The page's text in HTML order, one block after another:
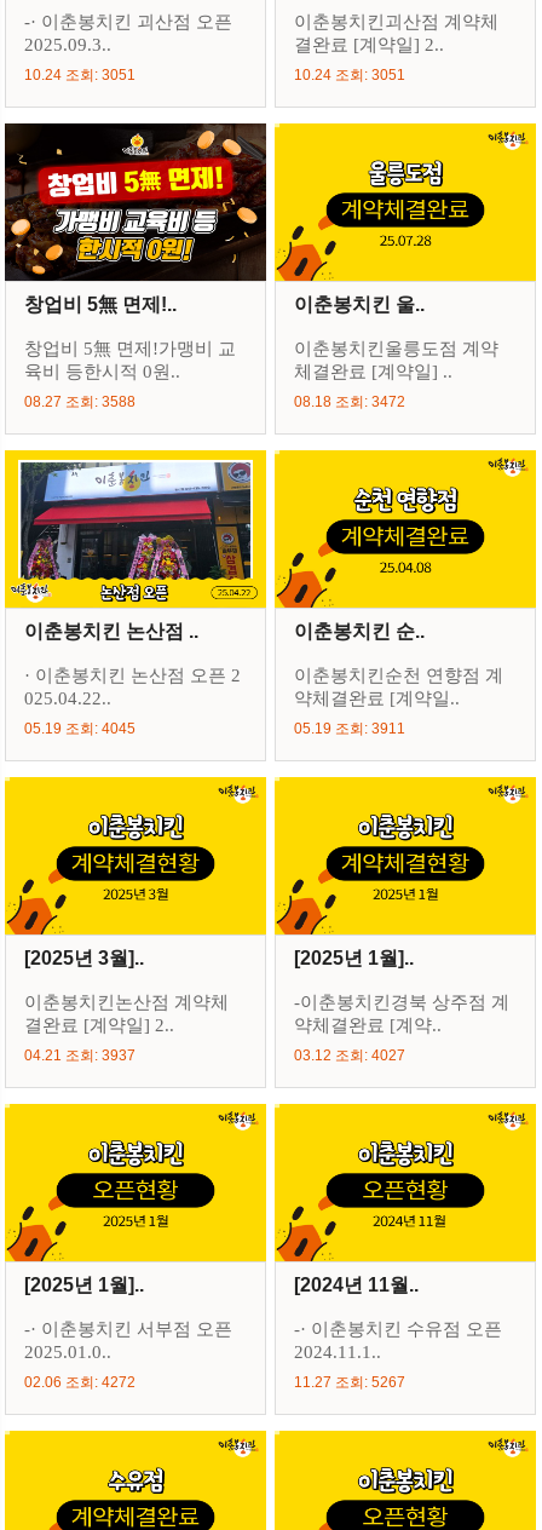
-· 이춘봉치킨 괴산점 오픈
2025.09.3..
10.24 조회: 3051
이춘봉치킨괴산점 계약체
결완료 [계약일] 2..
10.24 조회: 3051
창업비 5無 면제!..
창업비 5無 면제!가맹비 교
육비 등한시적 0원..
08.27 조회: 3588
이춘봉치킨 울..
이춘봉치킨울릉도점 계약
체결완료 [계약일] ..
08.18 조회: 3472
이춘봉치킨 논산점 ..
· 이춘봉치킨 논산점 오픈 2
025.04.22..
05.19 조회: 4045
이춘봉치킨 순..
이춘봉치킨순천 연향점 계
약체결완료 [계약일..
05.19 조회: 3911
[2025년 3월]..
이춘봉치킨논산점 계약체
결완료 [계약일] 2..
04.21 조회: 3937
[2025년 1월]..
-이춘봉치킨경북 상주점 계
약체결완료 [계약..
03.12 조회: 4027
[2025년 1월]..
-· 이춘봉치킨 서부점 오픈
2025.01.0..
02.06 조회: 4272
[2024년 11월..
-· 이춘봉치킨 수유점 오픈
2024.11.1..
11.27 조회: 5267